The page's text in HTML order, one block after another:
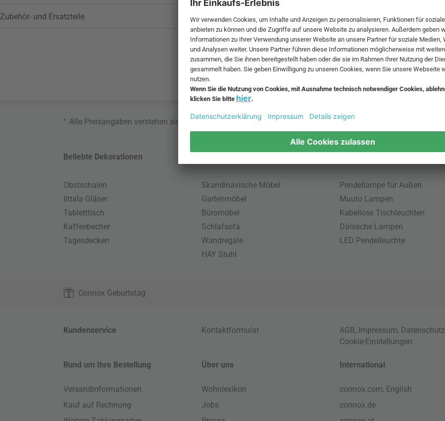
Zubehör- und Ersatzteile
* Alle Preisangaben verstehen sich inklusive MwSt. und zzgl.Versandkosten.
Beliebte Dekorationen
Obstschalen
Iittala Gläser
Tabletttisch
Kaffeebecher
Tagesdecken
Skandinavische Möbel
Gartenmöbel
Büromöbel
Schlafsofa
Wandregale
HAY Stuhl
Pendellampe für Außen
Muuto Lampen
Kabellose Tischleuchten
Dänische Lampen
LED Pendelleuchte
Connox Geburtstag
Kundenservice Kontaktformular AGB, Impressum, Datenschutz
Cookie-Einstellungen
Rund um Ihre Bestellung
Versandinformationen
Kauf auf Rechnung
Über uns
Wohnlexikon
Jobs
International
connox.com, English
connox.de